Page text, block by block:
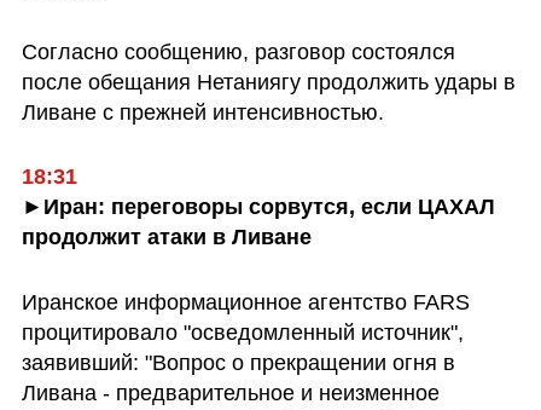
Согласно сообщению, разговор состоялся
после обещания Нетаниягу продолжить удары в
Ливане с прежней интенсивностью.
18:31
►Иран: переговоры сорвутся, если ЦАХАЛ
продолжит атаки в Ливане
Иранское информационное агентство FARS
процитировало "осведомленный источник",
заявивший: "Вопрос о прекращении огня в
Ливана - предварительное и неизменное